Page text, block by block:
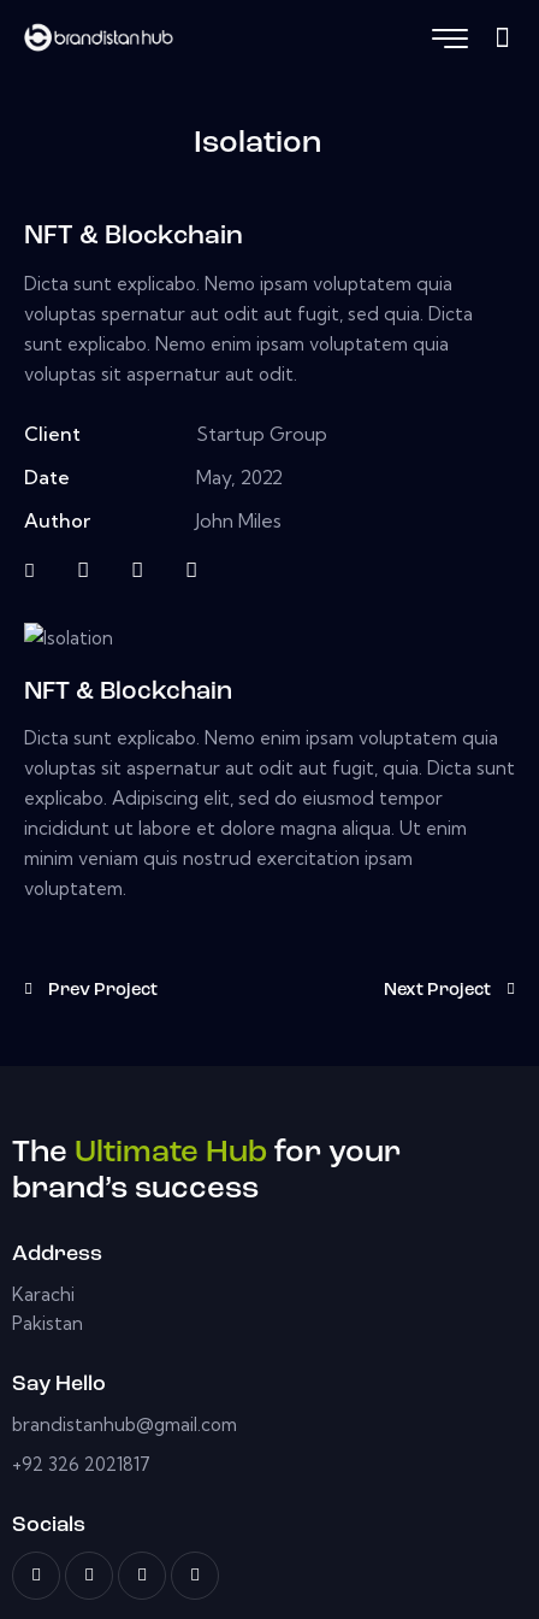
Isolation
NFT & Blockchain
Dicta sunt explicabo. Nemo enim ipsam voluptatem quia
voluptas sit aspernatur aut odit aut fugit, quia. Dicta sunt
explicabo. Adipiscing elit, sed do eiusmod tempor
incididunt ut labore et dolore magna aliqua. Ut enim
minim veniam quis nostrud exercitation ipsam
voluptatem.
NFT & Blockchain
Dicta sunt explicabo. Nemo ipsam voluptatem quia
voluptas spernatur aut odit aut fugit, sed quia. Dicta
sunt explicabo. Nemo enim ipsam voluptatem quia
voluptas sit aspernatur aut odit.
Client
Startup Group
Date
May, 2022
Author
John Miles
Prev Project Next Project
The Ultimate Hub for your
brand’s success
Address
Karachi
Pakistan
Say Hello
brandistanhub@gmail.com
+92 326 2021817
Socials